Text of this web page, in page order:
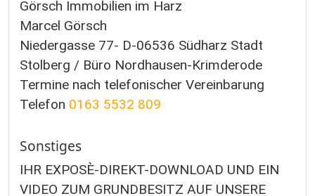
Görsch Immobilien im Harz
Marcel Görsch
Niedergasse 77- D-06536 Südharz Stadt
Stolberg / Büro Nordhausen-Krimderode
Termine nach telefonischer Vereinbarung
Telefon 0163 5532 809
Sonstiges
IHR EXPOSÈ-DIREKT-DOWNLOAD UND EIN
VIDEO ZUM GRUNDBESITZ AUF UNSERE